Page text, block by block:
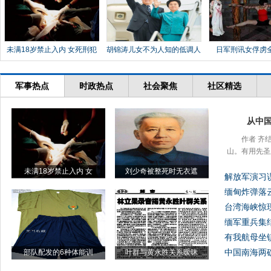
未满18岁禁止入内 女死刑犯 胡锦涛儿女不为人知的低调人 日军刑讯女俘虏